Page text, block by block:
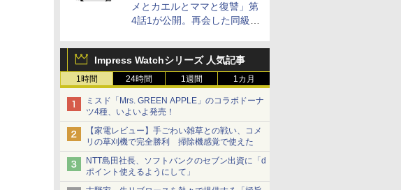
メとカエルとママと復讐」第
4話1が公開。再会した同級生
Impress Watchシリーズ 人気記事
1時間 24時間 1週間 1カ月
ミスド「Mrs. GREEN APPLE」のコラボドーナ
ツ4種、いよいよ発売！
【家電レビュー】手ごわい雑草との戦い、コメ
リの草刈機で完全勝利 掃除機感覚で使えた
NTT島田社長、ソフトバンクのセブン出資に「d
ポイント使えるようにして」